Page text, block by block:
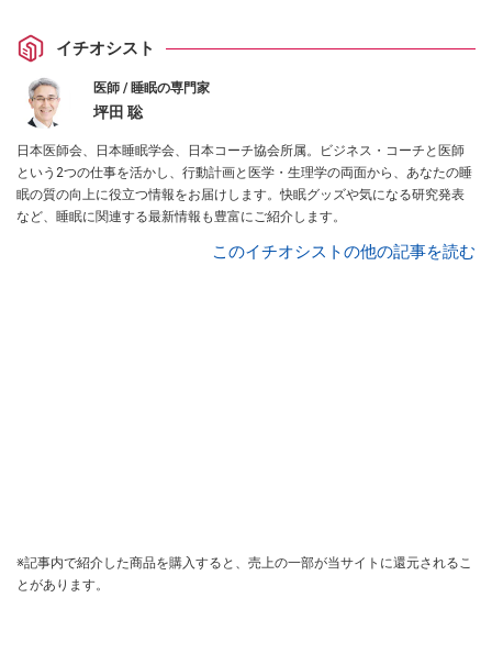
イチオシスト
医師 / 睡眠の専門家
坪田 聡
日本医師会、日本睡眠学会、日本コーチ協会所属。ビジネス・コーチと医師
という2つの仕事を活かし、行動計画と医学・生理学の両面から、あなたの睡
眠の質の向上に役立つ情報をお届けします。快眠グッズや気になる研究発表
など、睡眠に関連する最新情報も豊富にご紹介します。
このイチオシストの他の記事を読む
※記事内で紹介した商品を購入すると、売上の一部が当サイトに還元されるこ
とがあります。